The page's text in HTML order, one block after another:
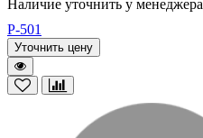
Наличие уточнить у менеджера
P-501
Уточнить цену